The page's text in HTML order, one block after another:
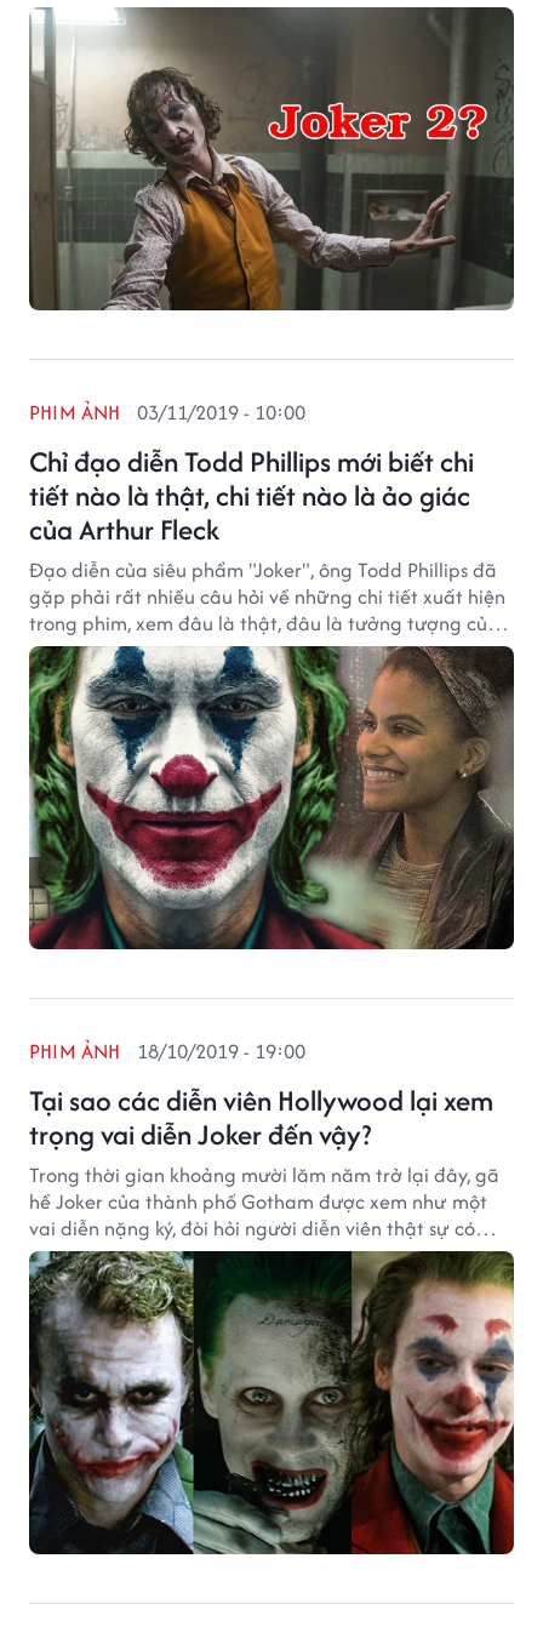
Chỉ đạo diễn Todd Phillips mới biết chi
tiết nào là thật, chi tiết nào là ảo giác
của Arthur Fleck
PHIM ẢNH 03/11/2019 - 10:00
Đạo diễn của siêu phẩm "Joker", ông Todd Phillips đã
gặp phải rất nhiều câu hỏi về những chi tiết xuất hiện
trong phim, xem đâu là thật, đâu là tưởng tượng của
Arthur Fleck.
Tại sao các diễn viên Hollywood lại xem
trọng vai diễn Joker đến vậy?
PHIM ẢNH 18/10/2019 - 19:00
Trong thời gian khoảng mười lăm năm trở lại đây, gã
hề Joker của thành phố Gotham được xem như một
vai diễn nặng ký, đòi hỏi người diễn viên thật sự có
năng lực, không ngần ngại vượt qua ranh giới an toàn
để tạo nên một Joker sống động trên màn ảnh.